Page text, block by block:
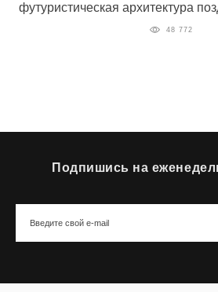
футуристическая архитектура
48 772
Подпишись на